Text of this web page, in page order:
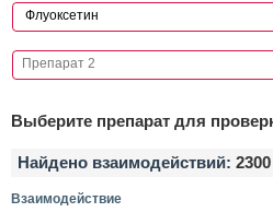
Выберите препарат для
Найдено взаимодействий: 2300
Взаимодействие